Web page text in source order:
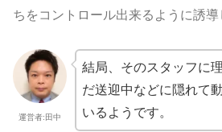
ちをコントロール出来るように誘導
運営者:田中
結局、そのスタッフに
だ送迎中などに隠れて
いるようです。